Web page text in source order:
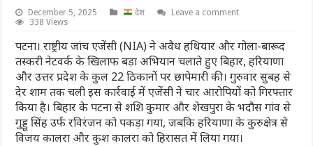
December 5, 2025 देश
Leave a comment
338 Views
पटना। राष्ट्रीय जांच एजेंसी (NIA) ने अवैध हथियार और गोला-बारूद
तस्करी नेटवर्क के खिलाफ बड़ा अभियान चलाते हुए बिहार, हरियाणा
और उत्तर प्रदेश के कुल 22 ठिकानों पर छापेमारी की। गुरुवार सुबह से
देर शाम तक चली इस कार्रवाई में एजेंसी ने चार आरोपियों को गिरफ्तार
किया है। बिहार के पटना से शशि कुमार और शेखपुरा के भदौस गांव से
गुड्डू सिंह उर्फ रविरंजन को पकड़ा गया, जबकि हरियाणा के कुरुक्षेत्र से
विजय कालरा और कुश कालरा को हिरासत में लिया गया।